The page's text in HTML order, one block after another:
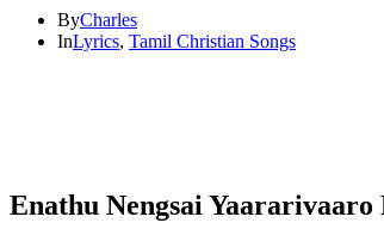
ByCharles
InLyrics, Tamil Christian Songs
Enathu Nengsai